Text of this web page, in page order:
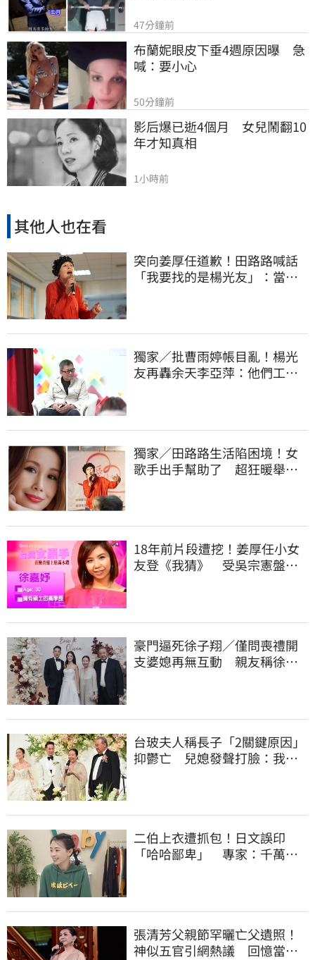
47分鐘前
布蘭妮眼皮下垂4週原因曝　急
喊：要小心
50分鐘前
影后爆已逝4個月　女兒鬧翻10
年才知真相
1小時前
其他人也在看
突向姜厚任道歉！田路路喊話
「我要找的是楊光友」：當時
獨家／批曹雨婷帳目亂！楊光
友再轟余天李亞萍：他們工會
獨家／田路路生活陷困境！女
歌手出手幫助了 超狂暖舉曝
18年前片段遭挖！姜厚任小女
友登《我猜》 受吳宗憲盤問
豪門逼死徐子翔／僅問喪禮開
支婆媳再無互動 親友稱徐莉
台玻夫人稱長子「2關鍵原因」
抑鬱亡 兒媳發聲打臉：我從
二伯上衣遭抓包！日文誤印
「哈哈鄙卑」 專家：千萬別
張清芳父親節罕曬亡父遺照！
神似五官引網熱議 回憶當年